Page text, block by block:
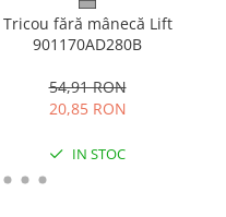
Tricou fără mânecă Lift
901170AD280B
54,91 RON
20,85 RON
IN STOC